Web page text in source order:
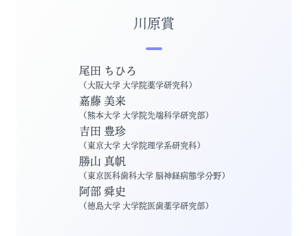
川原賞
尾田 ちひろ
（大阪大学 大学院薬学研究科）
嘉藤 美来
（熊本大学 大学院先端科学研究部）
吉田 豊珍
（東京大学 大学院理学系研究科）
勝山 真帆
（東京医科歯科大学 脳神経病態学分野）
阿部 舜史
（徳島大学 大学院医歯薬学研究部）